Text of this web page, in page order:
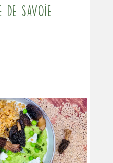
de Savoie